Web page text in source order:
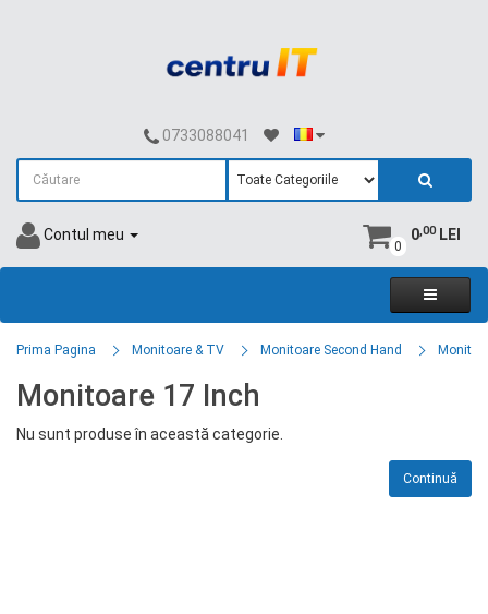
0733088041
Contul meu
0
0,00LEI
Prima Pagina Monitoare & TV Monitoare Second Hand
Monitoare 17 Inch
Nu sunt produse în această categorie.
Continuă